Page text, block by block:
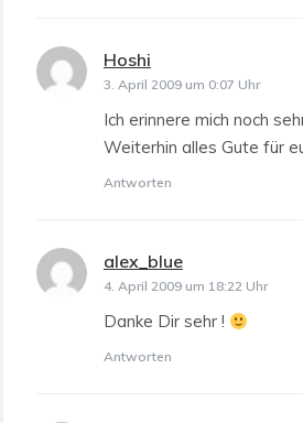
Hoshi
3. April 2009 um 0:07 Uhr
Ich erinnere mich noch
Weiterhin alles Gute für
Antworten
alex_blue
4. April 2009 um 18:22 Uhr
Danke Dir sehr !
Antworten